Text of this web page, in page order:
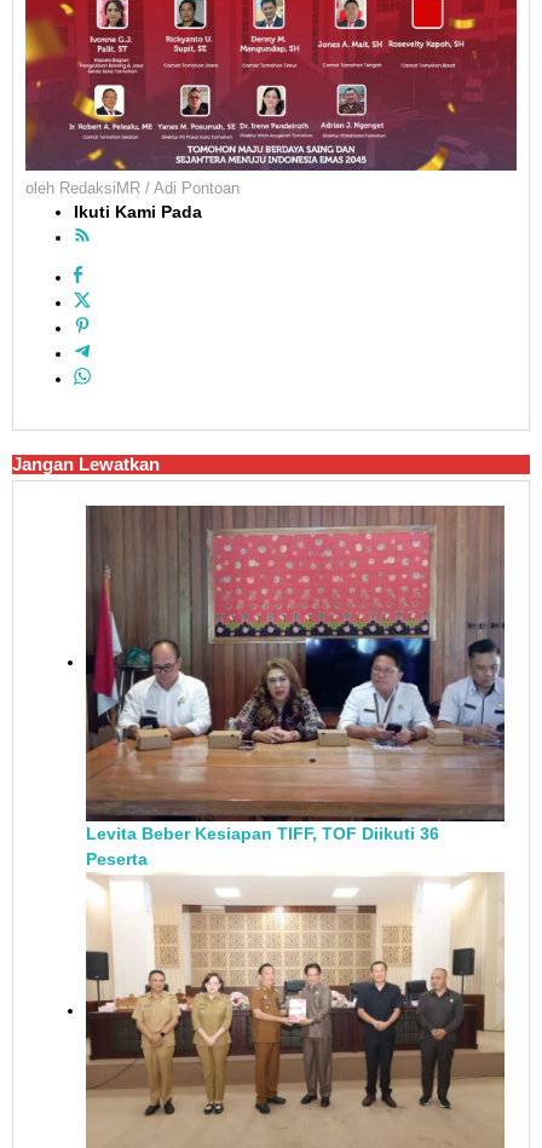
oleh RedaksiMR / Adi Pontoan
Ikuti Kami Pada
Jangan Lewatkan
Levita Beber Kesiapan TIFF, TOF Diikuti 36
Peserta